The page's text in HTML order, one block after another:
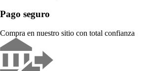
Pago seguro
Compra en nuestro sitio con total confianza